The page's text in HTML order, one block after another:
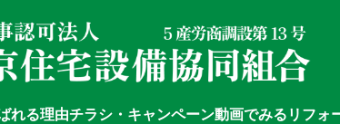
れる理由チラシ・キャンペーン動画でみるリフォ